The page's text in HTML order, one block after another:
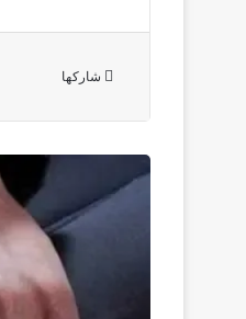
شاركها